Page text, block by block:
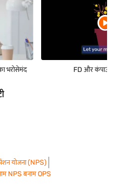
भरोसेमंद FD और
पेंशन योजना (NPS)
NPS बनाम OPS